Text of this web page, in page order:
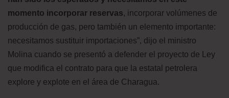
momento incorporar reservas, incorporar volúmenes de
producción de gas, pero también un elemento importante:
necesitamos sustituir importaciones”, dijo el ministro
Molina cuando se presentó a defender el proyecto de Ley
que modifica el contrato para que la estatal petrolera
explore y explote en el área de Charagua.